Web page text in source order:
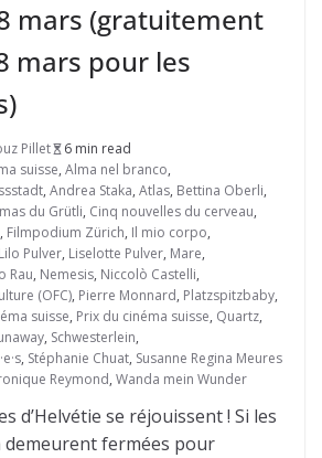
mars (gratuitement
mars pour les
Pillet
6 min read
suisse, Alma nel branco,
, Andrea Staka, Atlas, Bettina Oberli,
du Grütli, Cinq nouvelles du cerveau,
, Filmpodium Zürich, Il mio corpo,
Lilo Pulver, Liselotte Pulver, Mare,
Rau, Nemesis, Niccolò Castelli,
(OFC), Pierre Monnard, Platzspitzbaby,
suisse, Prix du cinéma suisse, Quartz,
, Schwesterlein,
, Stéphanie Chuat, Susanne Regina Meures
Reymond, Wanda mein Wunder
d’Helvétie se réjouissent ! Si les
demeurent fermées pour